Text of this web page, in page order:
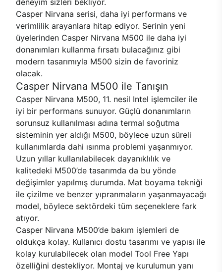
deneyim sizleri bekliyor.
Casper Nirvana serisi, daha iyi performans ve
verimlilik arayanlara hitap ediyor. Serinin yeni
üyelerinden Casper Nirvana M500 ile daha iyi
donanımları kullanma fırsatı bulacağınız gibi
modern tasarımıyla M500 sizin de favoriniz
olacak.
Casper Nirvana M500 ile Tanışın
Casper Nirvana M500, 11. nesil Intel işlemciler ile
iyi bir performans sunuyor. Güçlü donanımların
sorunsuz kullanılması adına termal soğutma
sisteminin yer aldığı M500, böylece uzun süreli
kullanımlarda dahi ısınma problemi yaşanmıyor.
Uzun yıllar kullanılabilecek dayanıklılık ve
kalitedeki M500’de tasarımda da bu yönde
değişimler yapılmış durumda. Mat boyama tekniği
ile çizilme ve benzer yıpranmaların yaşanmayacağı
model, böylece sektördeki tüm seçeneklere fark
atıyor.
Casper Nirvana M500’de bakım işlemleri de
oldukça kolay. Kullanıcı dostu tasarımı ve yapısı ile
kolay kurulabilecek olan model Tool Free Yapı
özelliğini destekliyor. Montaj ve kurulumun yanı